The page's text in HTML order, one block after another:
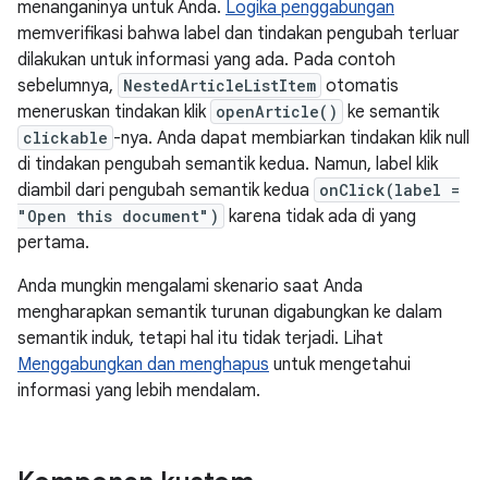
menanganinya untuk Anda. Logika penggabungan
memverifikasi bahwa label dan tindakan pengubah terluar
dilakukan untuk informasi yang ada. Pada contoh
sebelumnya, NestedArticleListItem otomatis
meneruskan tindakan klik openArticle() ke semantik
clickable -nya. Anda dapat membiarkan tindakan klik null
di tindakan pengubah semantik kedua. Namun, label klik
diambil dari pengubah semantik kedua onClick(label =
"Open this document") karena tidak ada di yang
pertama.
Anda mungkin mengalami skenario saat Anda
mengharapkan semantik turunan digabungkan ke dalam
semantik induk, tetapi hal itu tidak terjadi. Lihat
Menggabungkan dan menghapus untuk mengetahui
informasi yang lebih mendalam.